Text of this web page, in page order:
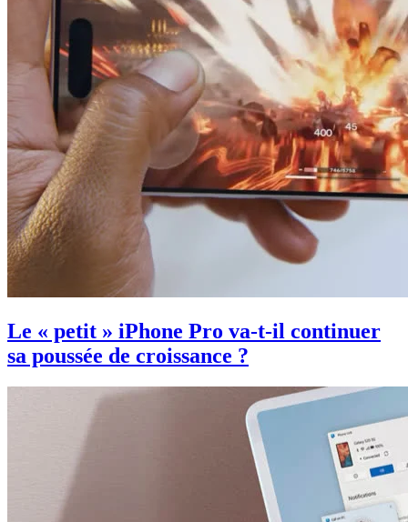
Le « petit » iPhone Pro va-t-il continuer
sa poussée de croissance ?